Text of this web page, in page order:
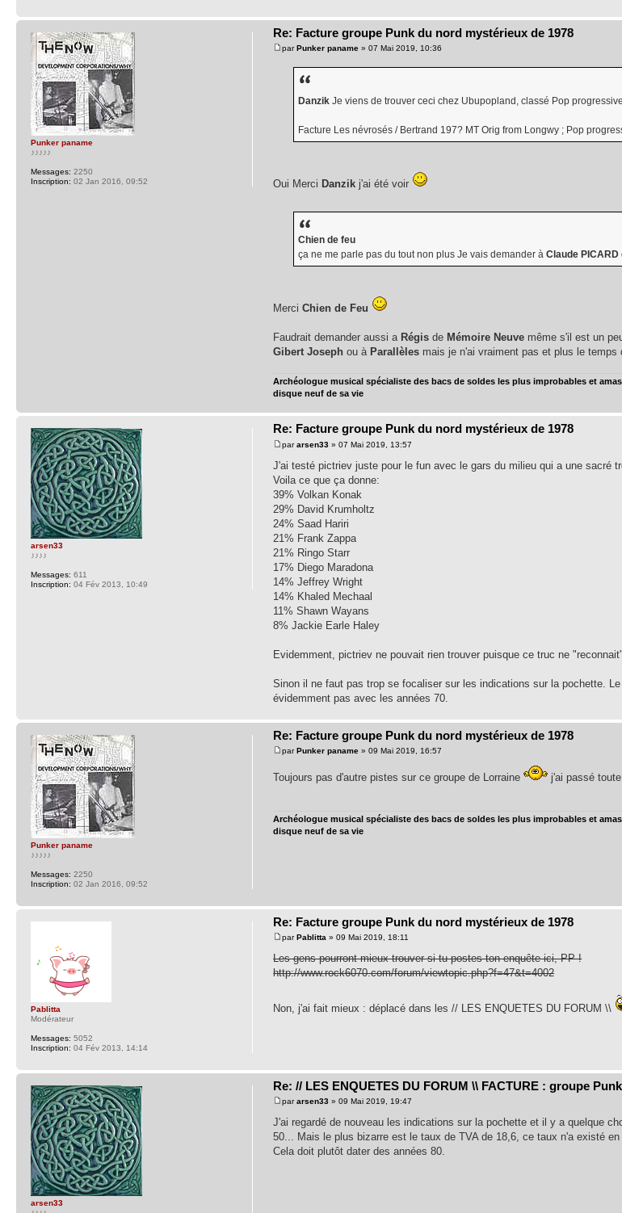
Re: Facture groupe Punk du nord mystérieux de 1978
parPunker paname » 07 Mai 2019, 10:36
Danzik Je viens de trouver ceci chez Ubupopland, classé Pop
Facture Les névrosés / Bertrand 197? MT Orig from Longwy ; Pop
Oui Merci Danzik j'ai été voir
Chien de feu
ça ne me parle pas du tout non plus Je vais demander àClaude PICARD
Merci Chien de Feu
Faudrait demander aussi a Régis de Mémoire Neuve même s'il est un
Gibert Josephou à Parallèles mais je n'ai vraiment pas et plus le temps
Archéologue musical spécialiste des bacs de soldes les plus improbables et
disque neuf de sa vie
Punker paname
♪♪♪♪♪
Messages: 2250
Inscription: 02 Jan 2016, 09:52
Re: Facture groupe Punk du nord mystérieux de 1978
pararsen33 » 07 Mai 2019, 13:57
J'ai testé pictriev juste pour le fun avec le gars du milieu qui a une sacré
Voila ce que ça donne:
39% Volkan Konak
29% David Krumholtz
24% Saad Hariri
21% Frank Zappa
21% Ringo Starr
17% Diego Maradona
14% Jeffrey Wright
14% Khaled Mechaal
11% Shawn Wayans
8% Jackie Earle Haley
Evidemment, pictriev ne pouvait rien trouver puisque ce truc ne
Sinon il ne faut pas trop se focaliser sur les indications sur la pochette.
évidemment pas avec les années 70.
arsen33
♪♪♪♪
Messages: 611
Inscription: 04 Fév 2013, 10:49
Re: Facture groupe Punk du nord mystérieux de 1978
parPunker paname » 09 Mai 2019, 16:57
Toujours pas d'autre pistes sur ce groupe de Lorraine j'ai passé
Archéologue musical spécialiste des bacs de soldes les plus improbables et
disque neuf de sa vie
Punker paname
♪♪♪♪♪
Messages: 2250
Inscription: 02 Jan 2016, 09:52
Re: Facture groupe Punk du nord mystérieux de 1978
parPablitta » 09 Mai 2019, 18:11
Les gens pourront mieux trouver si tu postes ton enquête ici, PP !
http://www.rock6070.com/forum/viewtopic.php?f=47&t=4002
Non, j'ai fait mieux : déplacé dans les // LES ENQUETES DU FORUM \\
Pablitta
Modérateur
Messages: 5052
Inscription: 04 Fév 2013, 14:14
Re: // LES ENQUETES DU FORUM \\ FACTURE : groupe
pararsen33 » 09 Mai 2019, 19:47
J'ai regardé de nouveau les indications sur la pochette et il y a quelque
50... Mais le plus bizarre est le taux de TVA de 18,6, ce taux n'a existé
Cela doit plutôt dater des années 80.
arsen33